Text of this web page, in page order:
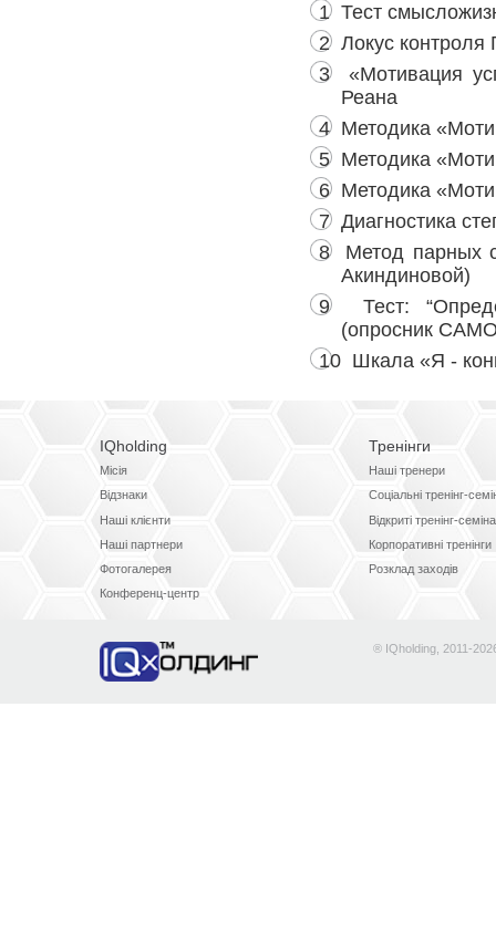
Тест
Локус контроля
«Мотивация
Реана
Методика
Методика
Методика
Диагностика
Метод парных
Акиндиновой)
Тест:
(опросник
Шкала «Я -
IQholding
Місія
Відзнаки
Наші клієнти
Наші партнери
Фотогалерея
Конференц-центр
Тренінги
Наші тренери
Соціальні тренінг-
Відкриті тренінг-
Корпоративні тренінги
Розклад заходів
® IQholding, 2011-